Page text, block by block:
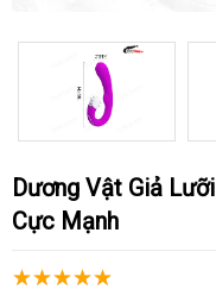
Dương Vật Giả Lưỡi Rung Sạc Điện Kích Thích
Cực Mạnh